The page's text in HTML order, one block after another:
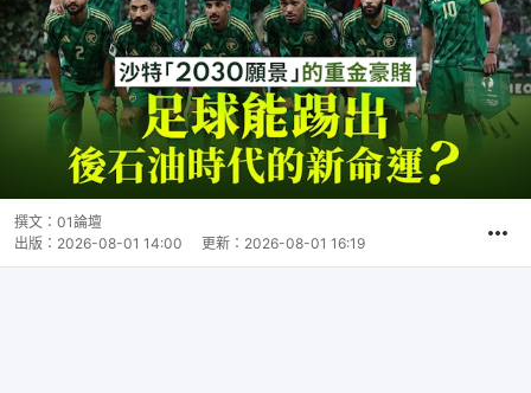
撰文： 01論壇
出版： 2026-08-01 14:00 更新： 2026-08-01 16:19